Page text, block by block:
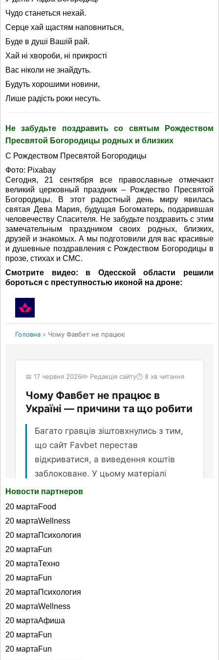
Чудо станеться нехай.
Серце хай щастям наповниться,
Буде в душі Вашій рай.
Хай ні хвороби, ні прикрості
Вас ніколи не знайдуть.
Будуть хорошими новини,
Лише радість роки несуть.
Не забудьте поздравить со святым Рождеством
Пресвятой Богородицы родных и близких
С Рождеством Пресвятой Богородицы
Фото: Pixabay
Сегодня, 21 сентября все православные отмечают
великий церковный праздник – Рождество Пресвятой
Богородицы. В этот радостный день миру явилась
святая Дева Мария, будущая Богоматерь, подарившая
человечеству Спасителя. Не забудьте поздравить с этим
замечательным праздником своих родных, близких,
друзей и знакомых. А мы подготовили для вас красивые
и душевные поздравления с Рождеством Богородицы в
прозе, стихах и СМС.
Смотрите видео: в Одесской области решили
бороться с преступностью иконой на дроне:
Новости партнеров
20 мартаFood
20 мартаWellness
20 мартаПсихология
20 мартаFun
20 мартаТехно
20 мартаFun
20 мартаПсихология
20 мартаWellness
20 мартаАфиша
20 мартаFun
20 мартаFun